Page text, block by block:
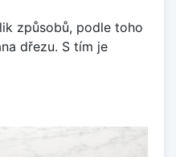
způsobů, podle toho
dřezu. S tím je